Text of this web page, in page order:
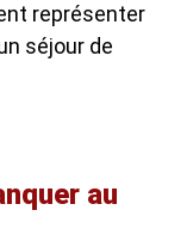
représenter
séjour de
au